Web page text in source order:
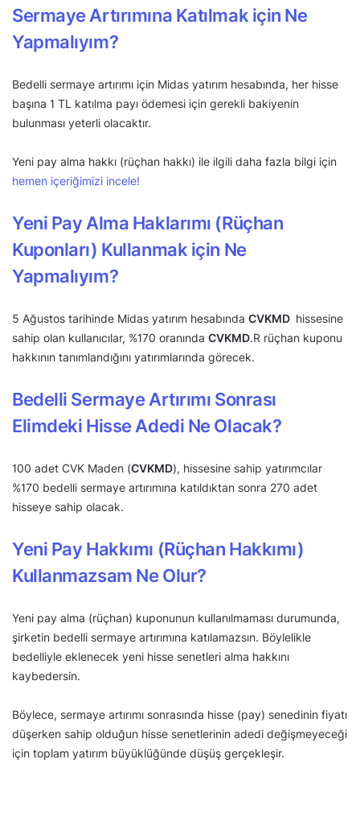
Sermaye Artırımına Katılmak için Ne
Yapmalıyım?
Bedelli sermaye artırımı için Midas yatırım hesabında, her hisse
başına 1 TL katılma payı ödemesi için gerekli bakiyenin
bulunması yeterli olacaktır.
Yeni pay alma hakkı (rüçhan hakkı) ile ilgili daha fazla bilgi için
hemen içeriğimizi incele!
Yeni Pay Alma Haklarımı (Rüçhan
Kuponları) Kullanmak için Ne
Yapmalıyım?
5 Ağustos tarihinde Midas yatırım hesabında CVKMD hissesine
sahip olan kullanıcılar, %170 oranında CVKMD.R rüçhan kuponu
hakkının tanımlandığını yatırımlarında görecek.
Bedelli Sermaye Artırımı Sonrası
Elimdeki Hisse Adedi Ne Olacak?
100 adet CVK Maden (CVKMD), hissesine sahip yatırımcılar
%170 bedelli sermaye artırımına katıldıktan sonra 270 adet
hisseye sahip olacak.
Yeni Pay Hakkımı (Rüçhan Hakkımı)
Kullanmazsam Ne Olur?
Yeni pay alma (rüçhan) kuponunun kullanılmaması durumunda,
şirketin bedelli sermaye artırımına katılamazsın. Böylelikle
bedelliyle eklenecek yeni hisse senetleri alma hakkını
kaybedersin.
Böylece, sermaye artırımı sonrasında hisse (pay) senedinin fiyatı
düşerken sahip olduğun hisse senetlerinin adedi değişmeyeceği
için toplam yatırım büyüklüğünde düşüş gerçekleşir.